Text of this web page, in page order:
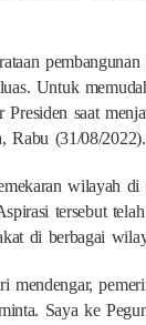
Untuk
Presiden saat
Rabu (31/08/2022).
wilayah di
tersebut
di berbagai
Saya ke